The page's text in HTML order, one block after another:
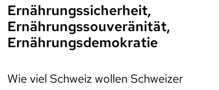
Ernährungssicherheit,
Ernährungssouveränität,
Ernährungsdemokratie
Wie viel Schweiz wollen Schweizer